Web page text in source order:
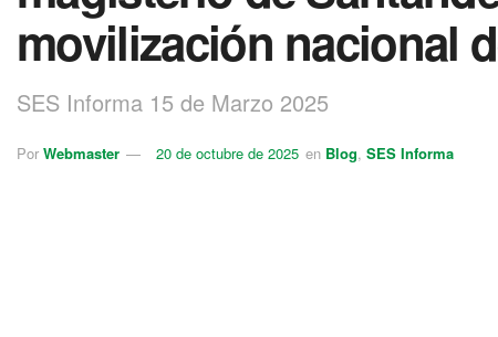
movilización nacional
SES Informa 15 de Marzo 2025
Por Webmaster 20 de octubre de 2025 en Blog, SES Informa